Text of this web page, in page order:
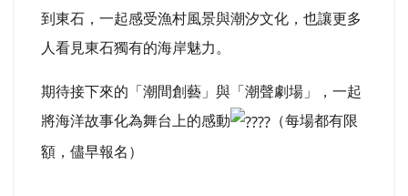
到東石，一起感受漁村風景與潮汐文化，也讓更多
人看見東石獨有的海岸魅力。
期待接下來的「潮間創藝」與「潮聲劇場」，一起
將海洋故事化為舞台上的感動
（每場都有限
額，儘早報名）